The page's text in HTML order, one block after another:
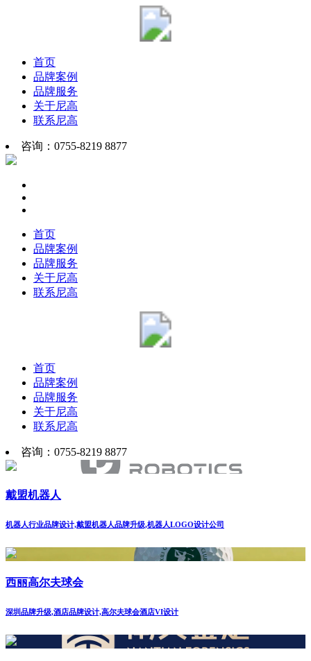
首页
品牌案例
品牌服务
关于尼高
联系尼高
咨询：0755-8219 8877
首页
品牌案例
品牌服务
关于尼高
联系尼高
首页
品牌案例
品牌服务
关于尼高
联系尼高
咨询：0755-8219 8877
戴盟机器人
机器人行业品牌设计,戴盟机器人品牌升级,机器人LOGO设计公司
西丽高尔夫球会
深圳品牌升级,酒店品牌设计,高尔夫球会酒店VI设计